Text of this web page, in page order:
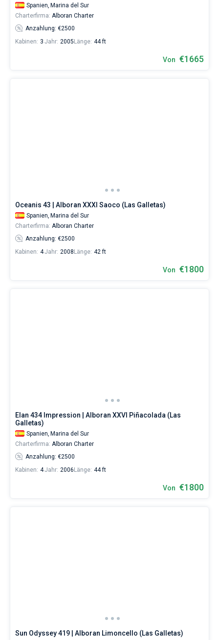
Spanien, Marina del Sur
Charterfirma: Alboran Charter
Anzahlung: €2500
Kabinen: 3 Jahr: 2005 Länge: 44 ft
Von €1665
Oceanis 43 | Alboran XXXI Saoco (Las Galletas)
Spanien, Marina del Sur
Charterfirma: Alboran Charter
Anzahlung: €2500
Kabinen: 4Jahr: 2008 Länge: 42 ft
Von €1800
Elan 434 Impression | Alboran XXVI Piñacolada (Las
Galletas)
Spanien, Marina del Sur
Charterfirma: Alboran Charter
Anzahlung: €2500
Kabinen: 4Jahr: 2006 Länge: 44 ft
Von €1800
Sun Odyssey 419 | Alboran Limoncello (Las Galletas)